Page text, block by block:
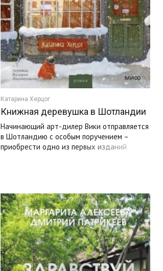
Катарина Херцог
Книжная деревушка в Шотландии
Начинающий арт-дилер Вики отправляется
в Шотландию с особым поручением –
приобрести одно из первых изданий